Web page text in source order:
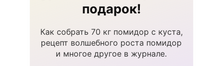
подарок!
Как собрать 70 кг помидор с куста,
рецепт волшебного роста помидор
и многое другое в журнале.